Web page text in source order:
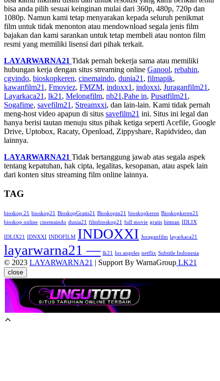
bisa anda pilih sesuai keinginan mulai dari 360p, 480p, 720p dan
1080p. Namun kami tetap menyarakan kepada seluruh penikmat
film untuk tidak menonton atau mendownload segala jenis film
bajakan dan kami sarankan untuk tetap membeli atau nonton film
resmi yang memiliki lisensi dari pihak terkait.
LAYARWARNA21 Tidak pernah bekerja sama atau memiliki
hubungan kerja dengan situs streaming online Ganool, rebahin,
cgvindo, bioskopkeren, cinemaindo, dunia21 , filmapik,
kawanfilm21 , Fmoviez, FMZM, indoxx1 , indoxxi, Juraganfilm21 ,
Layarkaca21 , lk21 , Melongfilm, nb21 ,Pahe in, Pusatfilm21 ,
Sogafime, savefilm21 , Streamxxi, dan lain-lain. Kami tidak pernah
meng-host video apapun di situs savefilm21 ini. Situs ini legal dan
hanya berisi tautan menuju situs pihak ketiga seperti Acefile, Google
Drive, Uptobox, Racaty, Openload, Zippyshare, Rapidvideo, dan
lainnya.
LAYARWARNA21 Tidak bertanggung jawab atas segala aspek
tentang kepatuhan, hak cipta, legalitas, kesopanan, atau aspek lain
dari konten situs streaming film online lainnya.
TAG
bioskop 21 bioskop21 BioskopGratis21 Bioskopin21 bioskopkeren Bioskopkeren21
bioskop online cinemaindo dunia21 filmbioskop21 full movie gratis hitman IDLIX
IDLIX21 IDNXXI INDOFILM INDOXXI Juraganfilm layarkaca21
layarwarna21 — lk21 los angeles netflix Subtitle Indonesia
© 2023 LAYARWARNA21 | Support By WarnaGroup LK21
close